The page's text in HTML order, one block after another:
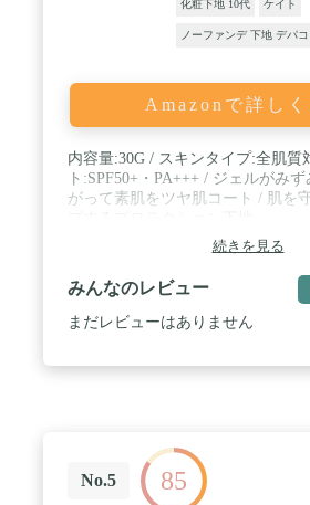
化粧下地 10代 ケイト
ノーファンデ 下地 デパコ
Amazonで詳しく
内容量:30G / スキンタイプ:全肌質
ト:SPF50+・PA+++ / ジェルがみ
がって素肌をツヤ肌コート / 肌を
続きを見る
みんなのレビュー
まだレビューはありません
No.5 85